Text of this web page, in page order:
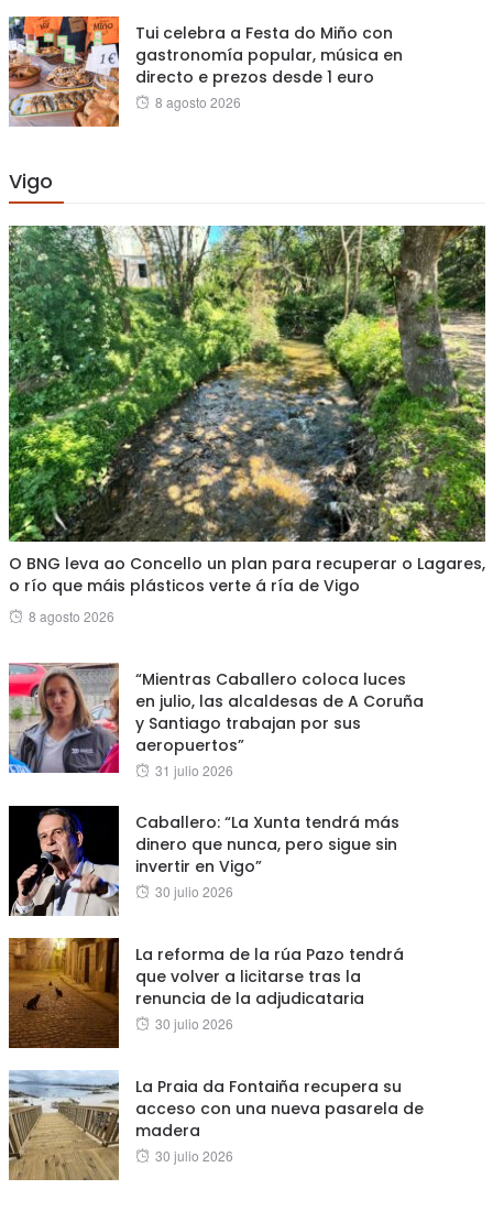
Tui celebra a Festa do Miño con
gastronomía popular, música en
directo e prezos desde 1 euro
Posted
8 agosto 2026
Vigo
O BNG leva ao Concello un plan para recuperar o Lagares,
o río que máis plásticos verte á ría de Vigo
Posted
8 agosto 2026
“Mientras Caballero coloca luces
en julio, las alcaldesas de A Coruña
y Santiago trabajan por sus
aeropuertos”
Posted
31 julio 2026
Caballero: “La Xunta tendrá más
dinero que nunca, pero sigue sin
invertir en Vigo”
Posted
30 julio 2026
La reforma de la rúa Pazo tendrá
que volver a licitarse tras la
renuncia de la adjudicataria
Posted
30 julio 2026
La Praia da Fontaiña recupera su
acceso con una nueva pasarela de
madera
Posted
30 julio 2026